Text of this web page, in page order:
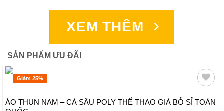
XEM THÊM
SẢN PHẨM ƯU ĐÃI
Giảm 25%
ÁO THUN NAM – CÁ SẤU POLY THỂ THAO GIÁ BỎ SỈ TOÀN